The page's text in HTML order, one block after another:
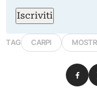
Iscriviti
TAG CARPI